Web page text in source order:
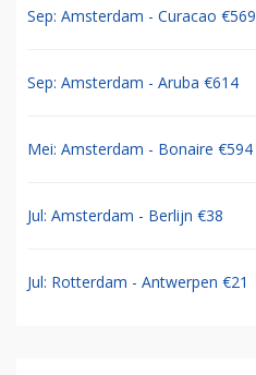
Sep: Amsterdam - Curacao €569
Sep: Amsterdam - Aruba €614
Mei: Amsterdam - Bonaire €594
Jul: Amsterdam - Berlijn €38
Jul: Rotterdam - Antwerpen €21